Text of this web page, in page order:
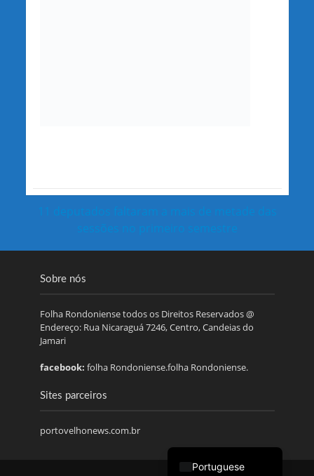
11 deputados faltaram a mais de metade das
sessões no primeiro semestre
Sobre nós
Folha Rondoniense todos os Direitos Reservados @
Endereço: Rua Nicaraguá 7246, Centro, Candeias do
Jamari
facebook: folha Rondoniense.folha Rondoniense.
Sites parceiros
portovelhonews.com.br
Portuguese